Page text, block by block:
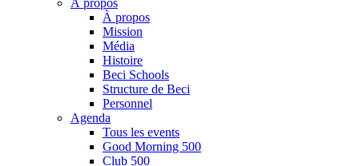
À propos
À propos
Mission
Média
Histoire
Beci Schools
Structure de Beci
Personnel
Agenda
Tous les events
Good Morning 500
Club 500